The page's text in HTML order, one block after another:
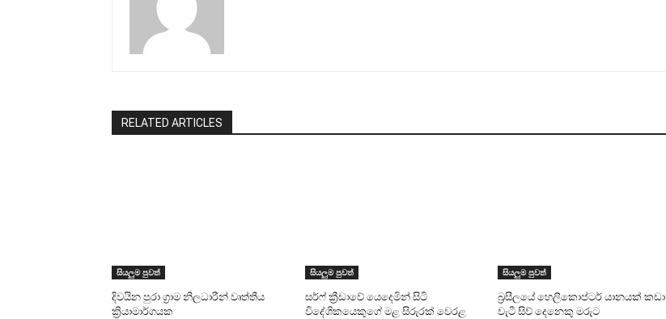
RELATED ARTICLES
සියලුම පුවත්
දිවයින පුරා ග්‍රාම නිලධාරීන් වෘත්තීය
ක්‍රියාමාර්ගයක
සියලුම පුවත්
සර්ෆ් ක්‍රීඩාවේ යෙදෙමින් සිටි
විදේශිකයෙකුගේ මළ සිරුරක් වෙරළ
සියලුම පුවත්
බ්‍රසීලයේ හෙලිකොප්ටර් යානයක් කඩා
වැටී සිව් දෙනෙකු මරුට